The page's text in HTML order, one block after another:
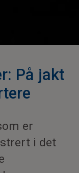
På jakt
er
i det